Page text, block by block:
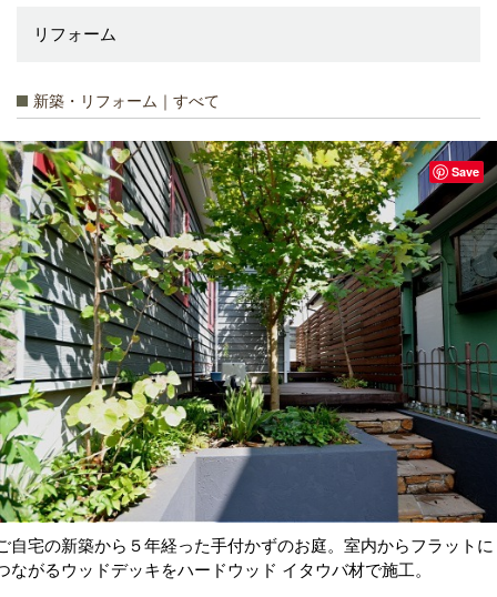
リフォーム
新築・リフォーム｜すべて
自宅の新築から５年経った手付かずのお庭。室内からフラットに
ながるウッドデッキをハードウッド イタウバ材で施工。
Save